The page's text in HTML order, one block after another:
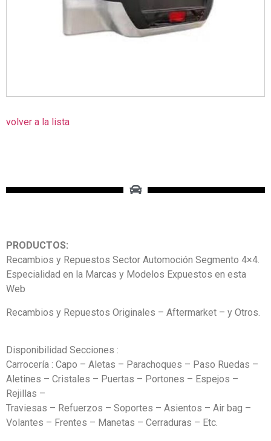
volver a la lista
PRODUCTOS:
Recambios y Repuestos Sector Automoción Segmento 4×4.
Especialidad en la Marcas y Modelos Expuestos en esta
Web
Recambios y Repuestos Originales – Aftermarket – y Otros.
Disponibilidad Secciones :
Carrocería : Capo – Aletas – Parachoques – Paso Ruedas –
Aletines – Cristales – Puertas – Portones – Espejos –
Rejillas –
Traviesas – Refuerzos – Soportes – Asientos – Air bag –
Volantes – Frentes – Manetas – Cerraduras – Etc.